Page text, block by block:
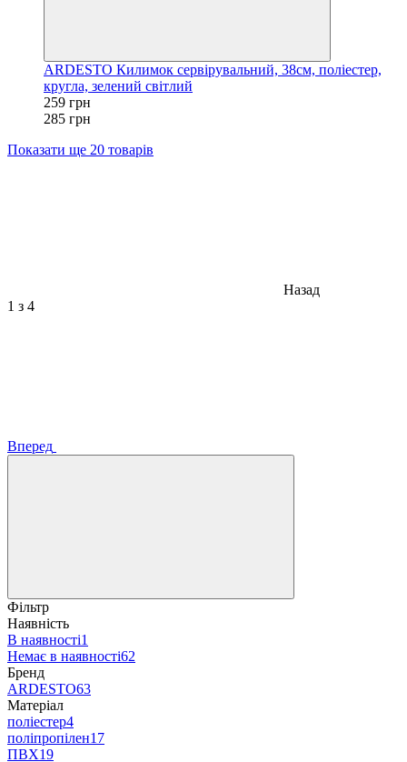
ARDESTO Килимок сервірувальний, 38см, поліестер,
кругла, зелений світлий
259 грн
285 грн
Показати ще 20 товарів
Назад
1 з 4
Вперед
Фільтр
Наявність
В наявності1
Немає в наявності62
Бренд
ARDESTO63
Матеріал
поліестер4
поліпропілен17
ПВХ19